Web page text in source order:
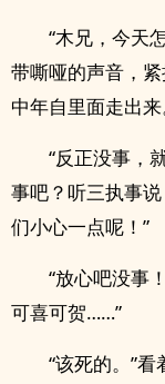
“木兄，今天
带嘶哑的声音，
中年自里面走出来
“反正没事，
事吧？听三执事
们小心一点呢！”
“放心吧没事
可喜可贺……”
“该死的。”